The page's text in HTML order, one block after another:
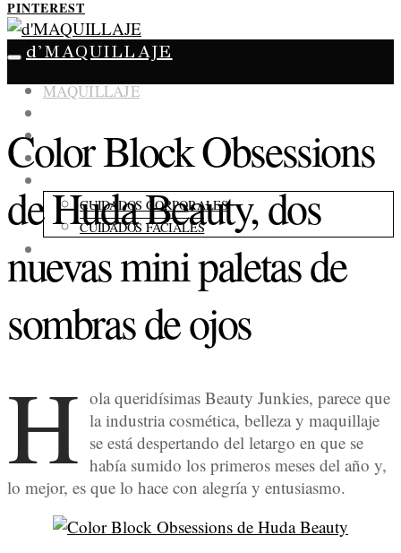
PINTEREST
d'MAQUILLAJE
MAQUILLAJE
FRAGANCIAS
ACCESORIOS
CUIDADOS CORPORALES
CUIDADOS FACIALES
Color Block Obsessions
de Huda Beauty, dos
nuevas mini paletas de
sombras de ojos
H ola queridísimas Beauty Junkies, parece que
la industria cosmética, belleza y maquillaje
se está despertando del letargo en que se
había sumido los primeros meses del año y,
lo mejor, es que lo hace con alegría y entusiasmo.